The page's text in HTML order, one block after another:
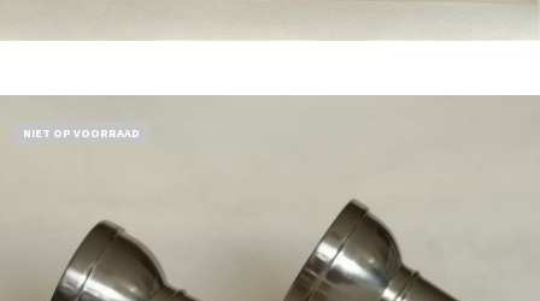
NIET OP VOORRAAD